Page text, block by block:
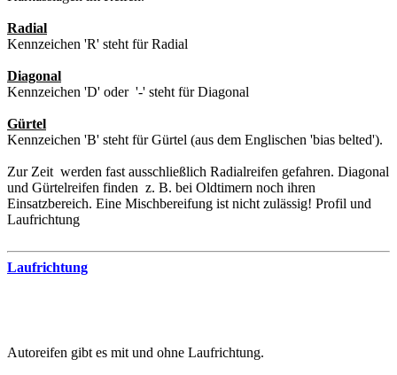
Radial
Kennzeichen 'R' steht für Radial
Diagonal
Kennzeichen 'D' oder '-' steht für Diagonal
Gürtel
Kennzeichen 'B' steht für Gürtel (aus dem Englischen 'bias belted').
Zur Zeit werden fast ausschließlich Radialreifen gefahren. Diagonal
und Gürtelreifen finden z. B. bei Oldtimern noch ihren
Einsatzbereich. Eine Mischbereifung ist nicht zulässig! Profil und
Laufrichtung
Laufrichtung
Autoreifen gibt es mit und ohne Laufrichtung.